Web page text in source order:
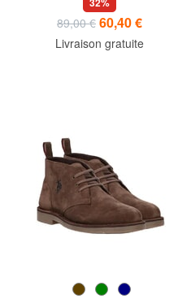
89,00 € 60,40 €
Livraison gratuite